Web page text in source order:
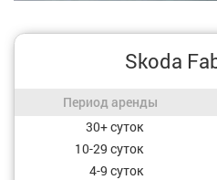
Skoda
Период аренды / Цена за 1 сутки
Период аренды
Стоимость, в зависимости от
30+ суток
10-29 суток
4-9 суток